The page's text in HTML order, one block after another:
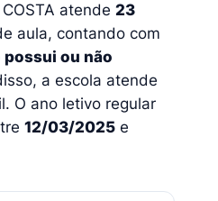
COSTA atende 23
aula, contando com
possui ou não
a escola atende
O ano letivo regular
12/03/2025 e